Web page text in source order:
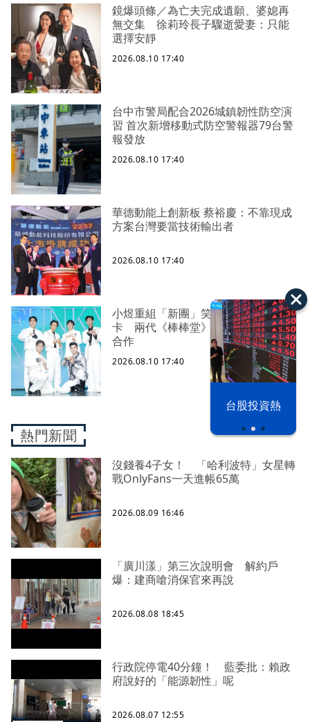
台股投資熱
鏡爆頭條／為亡夫完成遺願、婆媳再
無交集 徐莉玲長子驟逝愛妻：只能
選擇安靜
2026.08.10 17:40
台中市警局配合2026城鎮韌性防空演
習 首次新增移動式防空警報器79台警
報發放
2026.08.10 17:40
華德動能上創新板 蔡裕慶：不靠現成
方案台灣要當技術輸出者
2026.08.10 17:40
小煜重組「新團」笑喊歡迎買票拿小
卡 兩代《棒棒堂》小煜、小樂首度
合作
2026.08.10 17:40
熱門新聞
沒錢養4子女！ 「哈利波特」女星轉
戰OnlyFans一天進帳65萬
2026.08.09 16:46
「廣川漾」第三次說明會 解約戶
爆：建商嗆消保官來再說
2026.08.08 18:45
行政院停電40分鐘！ 藍委批：賴政
府說好的「能源韌性」呢
2026.08.07 12:55